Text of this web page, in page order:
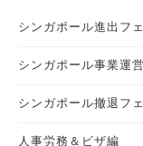
シンガポール進出フ
シンガポール事業運
シンガポール撤退フ
人事労務＆ビザ編